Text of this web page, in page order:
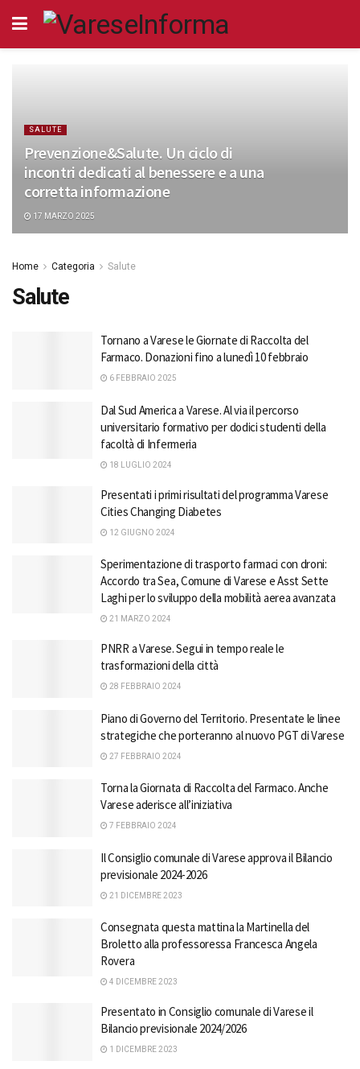
SALUTE
Prevenzione&Salute. Un ciclo di
incontri dedicati al benessere e a una
corretta informazione
17 MARZO 2025
Home Categoria Salute
Salute
Tornano a Varese le Giornate di Raccolta del
Farmaco. Donazioni fino a lunedì 10 febbraio
6 FEBBRAIO 2025
Dal Sud America a Varese. Al via il percorso
universitario formativo per dodici studenti della
facoltà di Infermeria
18 LUGLIO 2024
Presentati i primi risultati del programma Varese
Cities Changing Diabetes
12 GIUGNO 2024
Sperimentazione di trasporto farmaci con droni:
Accordo tra Sea, Comune di Varese e Asst Sette
Laghi per lo sviluppo della mobilità aerea avanzata
21 MARZO 2024
PNRR a Varese. Segui in tempo reale le
trasformazioni della città
28 FEBBRAIO 2024
Piano di Governo del Territorio. Presentate le linee
strategiche che porteranno al nuovo PGT di Varese
27 FEBBRAIO 2024
Torna la Giornata di Raccolta del Farmaco. Anche
Varese aderisce all’iniziativa
7 FEBBRAIO 2024
Il Consiglio comunale di Varese approva il Bilancio
previsionale 2024-2026
21 DICEMBRE 2023
Consegnata questa mattina la Martinella del
Broletto alla professoressa Francesca Angela
Rovera
4 DICEMBRE 2023
Presentato in Consiglio comunale di Varese il
Bilancio previsionale 2024/2026
1 DICEMBRE 2023